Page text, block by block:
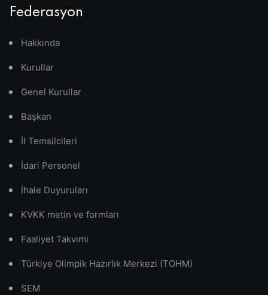
Federasyon
Hakkında
Kurullar
Genel Kurullar
Başkan
İl Temsilcileri
İdari Personel
İhale Duyuruları
KVKK metin ve formları
Faaliyet Takvimi
Türkiye Olimpik Hazırlık Merkezi (TOHM)
SEM